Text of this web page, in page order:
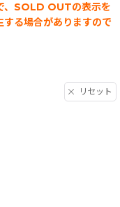
、SOLD OUTの表示を
する場合がありますので
リセット